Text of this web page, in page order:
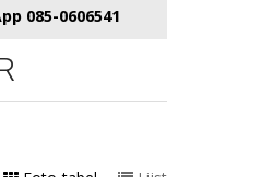
085-0606541